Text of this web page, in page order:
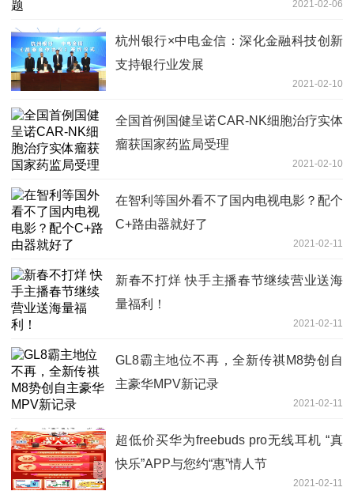
2021-02-06
杭州银行×中电金信：深化金融科技创新
支持银行业发展
2021-02-10
全国首例国健呈诺CAR-NK细胞治疗实体
瘤获国家药监局受理
2021-02-10
在智利等国外看不了国内电视电影？配个
C+路由器就好了
2021-02-11
新春不打烊 快手主播春节继续营业送海
量福利！
2021-02-11
GL8霸主地位不再，全新传祺M8势创自
主豪华MPV新记录
2021-02-11
超低价买华为freebuds pro无线耳机 “真
快乐”APP与您约“惠”情人节
2021-02-11